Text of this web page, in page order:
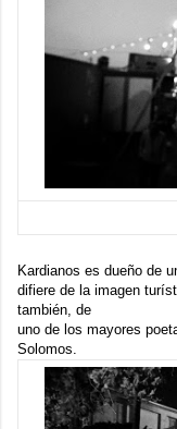
Kardianos es dueño de
difiere de la imagen
también, de
uno de los mayores
Solomos.